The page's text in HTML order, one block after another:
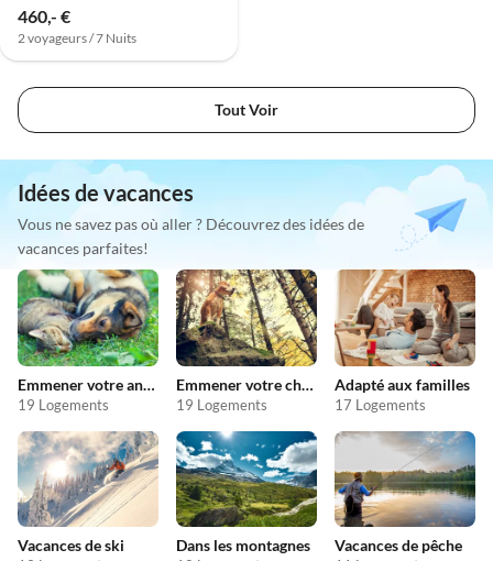
460,- €
2 voyageurs / 7 Nuits
Tout Voir
Idées de vacances
Vous ne savez pas où aller ? Découvrez des idées de
vacances parfaites!
Emmener votre animal en vacances
19 Logements
Emmener votre chien en vacances
19 Logements
Adapté aux familles
17 Logements
Vacances de ski Dans les montagnes Vacances de pêche